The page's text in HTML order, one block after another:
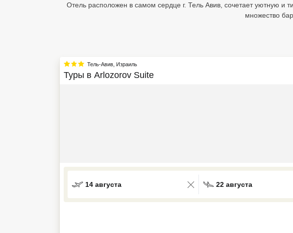
Отель расположен в самом сердце г. Тель Авив, сочетает уютную и
множество
Тель-Авив, Израиль
Туры в Arlozorov Suite
14 августа 22 августа